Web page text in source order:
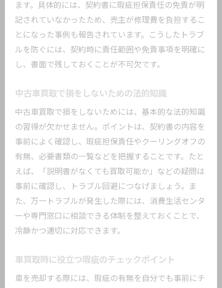
ます。具体的には、契約書に瑕疵担保責任の免責が明
記されていなかったため、売主が修理費を負担するこ
とになった事例も報告されています。こうしたトラブ
ルを防ぐには、契約時に責任範囲や免責事項を明確に
し、書面で残しておくことが不可欠です。
中古車買取で損をしないための法的知識
中古車買取で損をしないためには、基本的な法的知識
の習得が欠かせません。ポイントは、契約書の内容を
事前によく確認し、瑕疵担保責任やクーリングオフの
有無、必要書類の一覧などを把握することです。たと
えば、「説明書がなくても買取可能か」などの疑問は
事前に確認し、トラブル回避につなげましょう。ま
た、万一トラブルが発生した際には、消費生活センタ
ーや専門窓口に相談できる体制を整えておくことで、
冷静かつ適切に対応できます。
車買取時に役立つ瑕疵のチェックポイント
車を売却する際には、瑕疵の有無を自分でも事前にチ